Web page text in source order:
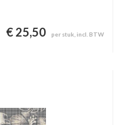
€ 25,50 per stuk, incl. BTW